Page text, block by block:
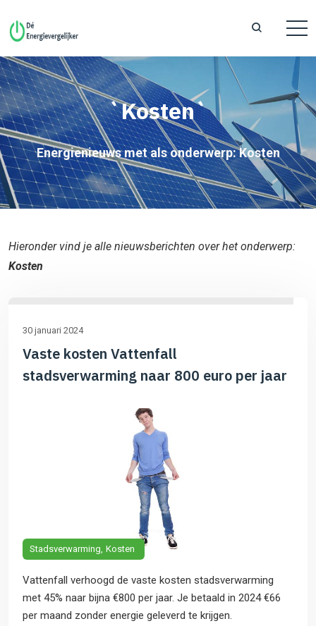
`Kosten`
Energienieuws met als onderwerp: Kosten
Hieronder vind je alle nieuwsberichten over het onderwerp:
Kosten
30 januari 2024
Vaste kosten Vattenfall
stadsverwarming naar 800 euro per jaar
Stadsverwarming Kosten
Vattenfall verhoogd de vaste kosten stadsverwarming
met 45% naar bijna €800 per jaar. Je betaald in 2024 €66
per maand zonder energie geleverd te krijgen.